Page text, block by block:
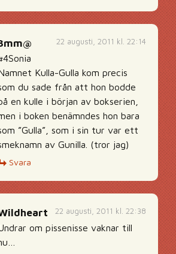
22 augusti, 2011 kl. 22:14
Kulla-Gulla kom precis
du sade från att hon bodde
en kulle i början av bokserien,
i boken benämndes hon bara
”Gulla”, som i sin tur var ett
av Gunilla. (tror jag)
Svara
22 augusti, 2011 kl. 22:38
om pissenisse vaknar till